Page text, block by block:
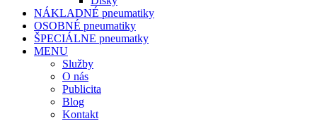
NÁKLADNÉ pneumatiky
OSOBNÉ pneumatiky
ŠPECIÁLNE pneumatky
MENU
Služby
O nás
Publicita
Blog
Kontakt